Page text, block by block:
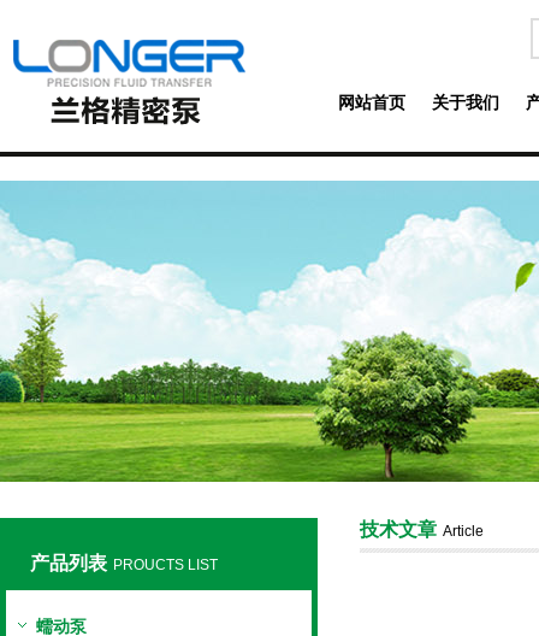
网站首页 关于我们
产品列表 PROUCTS LIST
蠕动泵
技术文章 Article